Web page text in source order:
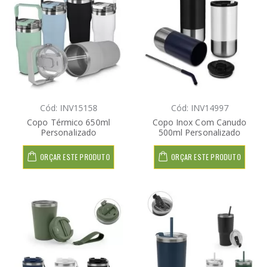
Cód: INV15158
Copo Térmico 650ml
Personalizado
ORÇAR ESTE PRODUTO
Cód: INV14997
Copo Inox Com Canudo
500ml Personalizado
ORÇAR ESTE PRODUTO